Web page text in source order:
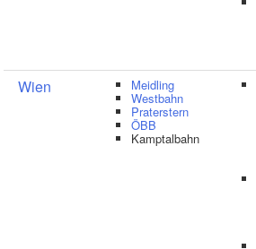
Wien Meidling
Westbahn
Praterstern
ÖBB
Kamptalbahn